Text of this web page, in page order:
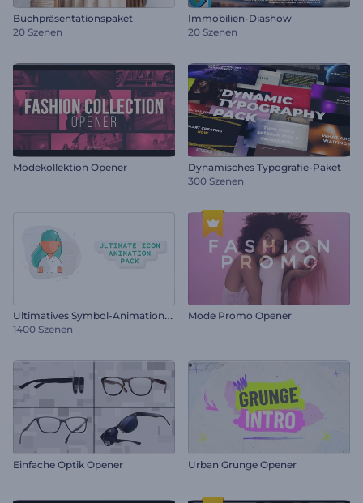
Buchpräsentationspaket
20 Szenen
Immobilien-Diashow
20 Szenen
Modekollektion Opener
Dynamisches Typografie-Paket
300 Szenen
U
ltimatives Symbol-Animationsset
1400 Szenen
Mode Promo Opener
Einfache Optik Opener Urban Grunge Opener